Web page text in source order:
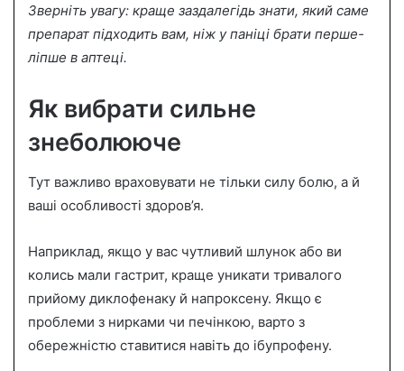
Зверніть увагу: краще заздалегідь знати, який саме
препарат підходить вам, ніж у паніці брати перше-
ліпше в аптеці.
Як вибрати сильне
знеболююче
Тут важливо враховувати не тільки силу болю, а й
ваші особливості здоров’я.
Наприклад, якщо у вас чутливий шлунок або ви
колись мали гастрит, краще уникати тривалого
прийому диклофенаку й напроксену. Якщо є
проблеми з нирками чи печінкою, варто з
обережністю ставитися навіть до ібупрофену.